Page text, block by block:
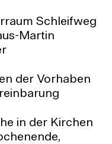
Schleifweg
Martin
der Vorhaben
in der Kirchen